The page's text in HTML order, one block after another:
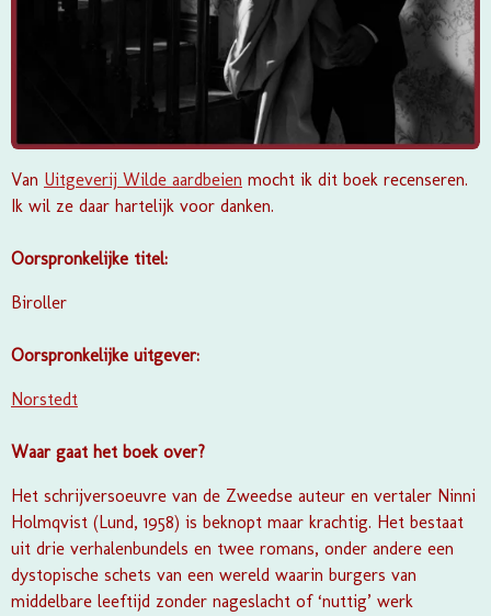
Van Uitgeverij Wilde aardbeien mocht ik dit boek recenseren.
Ik wil ze daar hartelijk voor danken.
Oorspronkelijke titel:
Biroller
Oorspronkelijke uitgever:
Norstedt
Waar gaat het boek over?
Het schrijversoeuvre van de Zweedse auteur en vertaler Ninni
Holmqvist (Lund, 1958) is beknopt maar krachtig. Het bestaat
uit drie verhalenbundels en twee romans, onder andere een
dystopische schets van een wereld waarin burgers van
middelbare leeftijd zonder nageslacht of ‘nuttig’ werk